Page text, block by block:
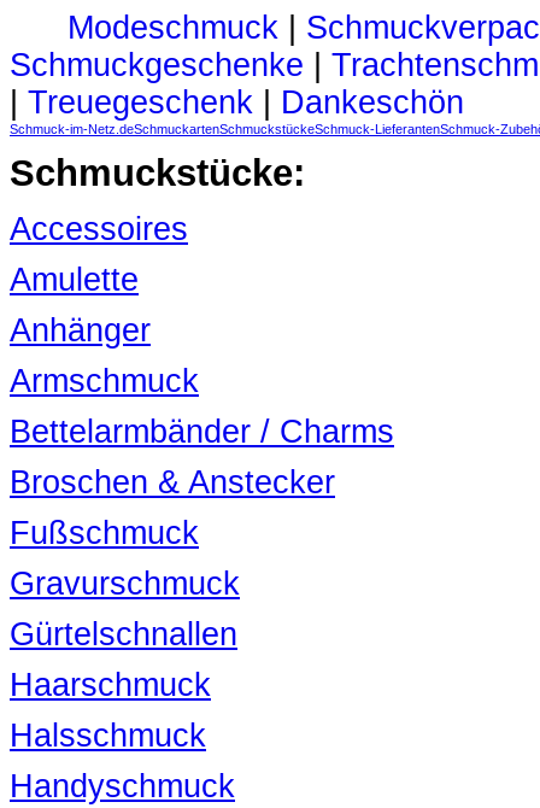
Modeschmuck
Schmuckgeschenke
Treuegeschenk Dankeschön
Schmuck-im-Netz.deSchmuckartenSchmuckstückeSchmuck-LieferantenSchmuck-
Schmuckstücke:
Accessoires
Amulette
Anhänger
Armschmuck
Bettelarmbänder / Charms
Broschen & Anstecker
Fußschmuck
Gravurschmuck
Gürtelschnallen
Haarschmuck
Halsschmuck
Handyschmuck